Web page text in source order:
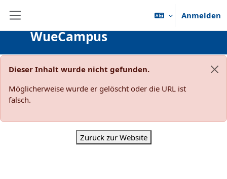
Anmelden
WueCampus
Dieser Inhalt wurde nicht gefunden.
Möglicherweise wurde er gelöscht oder die URL ist
falsch.
Zurück zur Website